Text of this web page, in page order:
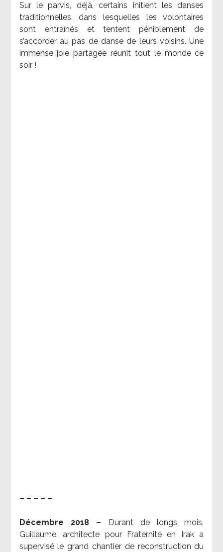
Sur le parvis, déjà, certains initient les danses
traditionnelles, dans lesquelles les volontaires
sont entraînés et tentent péniblement de
s’accorder au pas de danse de leurs voisins. Une
immense joie partagée réunit tout le monde ce
soir !
– – – – –
Décembre 2018 –
Durant de longs mois,
Guillaume, architecte pour Fraternité en Irak a
supervisé le grand chantier de reconstruction du